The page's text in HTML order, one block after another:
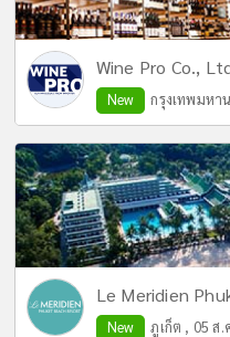
Wine Pro Co.,
New กรุงเทพมหา
Le Meridien
New ภูเก็ต , 05 ส.